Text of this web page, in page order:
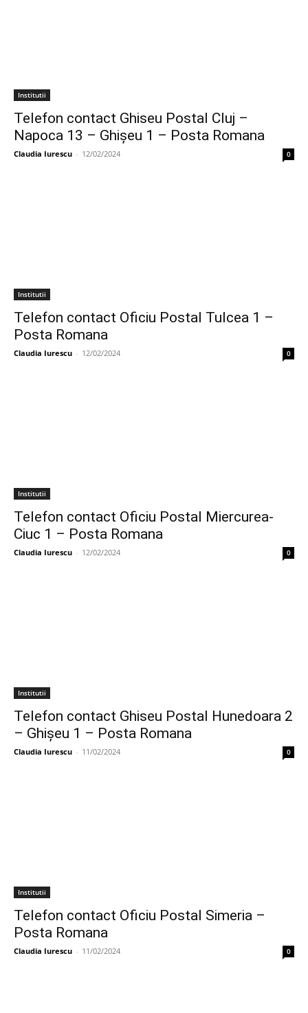
Institutii
Telefon contact Ghiseu Postal Cluj –
Napoca 13 – Ghişeu 1 – Posta Romana
Claudia Iurescu - 12/02/2024 0
Institutii
Telefon contact Oficiu Postal Tulcea 1 –
Posta Romana
Claudia Iurescu - 12/02/2024 0
Institutii
Telefon contact Oficiu Postal Miercurea-
Ciuc 1 – Posta Romana
Claudia Iurescu - 12/02/2024 0
Institutii
Telefon contact Ghiseu Postal Hunedoara 2
– Ghişeu 1 – Posta Romana
Claudia Iurescu - 11/02/2024 0
Institutii
Telefon contact Oficiu Postal Simeria –
Posta Romana
Claudia Iurescu - 11/02/2024 0